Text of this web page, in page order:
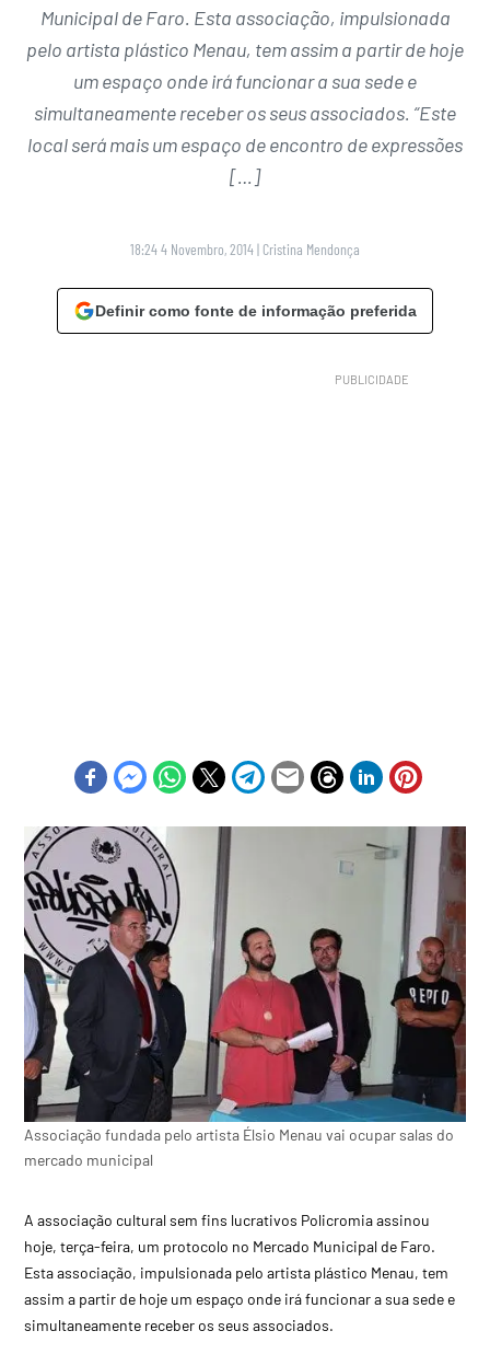
Municipal de Faro. Esta associação, impulsionada
pelo artista plástico Menau, tem assim a partir de hoje
um espaço onde irá funcionar a sua sede e
simultaneamente receber os seus associados. “Este
local será mais um espaço de encontro de expressões
[…]
18:24 4 Novembro, 2014| Cristina Mendonça
Definir como fonte de informação preferida
Associação fundada pelo artista Élsio Menau vai ocupar salas do
mercado municipal
A associação cultural sem fins lucrativos Policromia assinou
hoje, terça-feira, um protocolo no Mercado Municipal de Faro.
Esta associação, impulsionada pelo artista plástico Menau, tem
assim a partir de hoje um espaço onde irá funcionar a sua sede e
simultaneamente receber os seus associados.